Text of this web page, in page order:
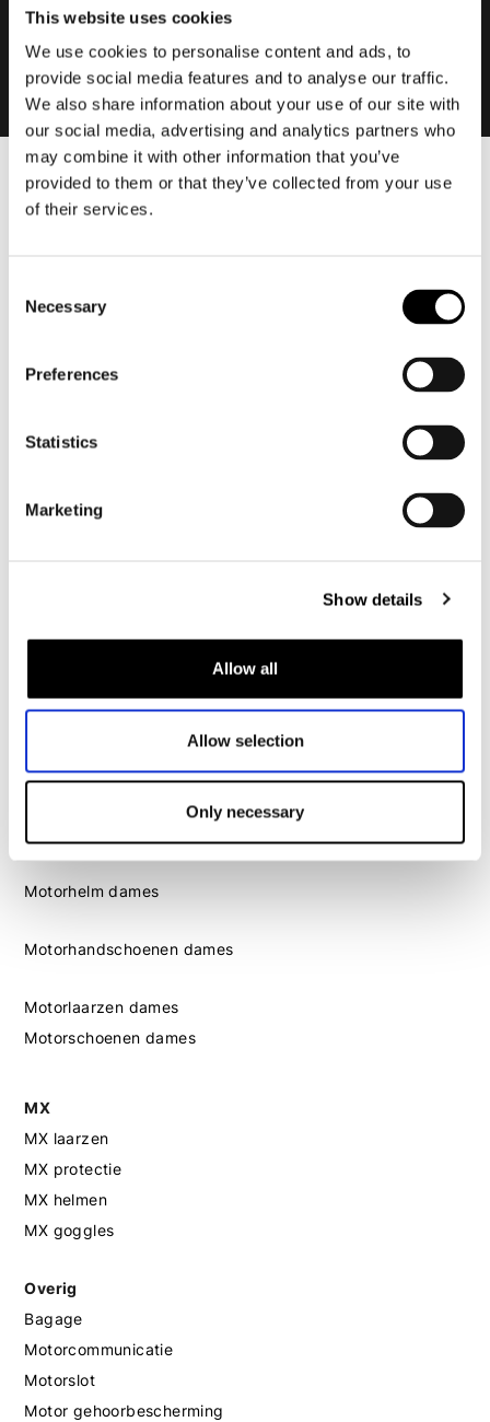
This website uses cookies
We use cookies to personalise content and ads, to
provide social media features and to analyse our traffic.
We also share information about your use of our site with
our social media, advertising and analytics partners who
may combine it with other information that you’ve
provided to them or that they’ve collected from your use
of their services.
Selection
Necessary
Preferences
Statistics
Marketing
Show details
Allow all
Allow selection
Only necessary
Heren
Motorkleding heren
Motorpak heren
Motorhoodie heren
Motorhelm heren
Motorjas dames
Motorpak dames
Motorhelm dames
Motorhandschoenen dames
Motorlaarzen dames
Motorschoenen dames
MX
MX laarzen
MX protectie
MX helmen
MX goggles
Overig
Bagage
Motorcommunicatie
Motorslot
Motor gehoorbescherming